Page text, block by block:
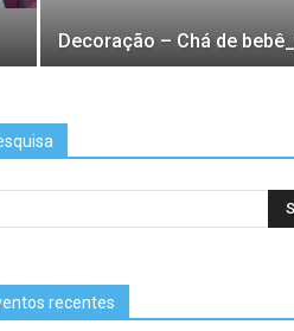
Decoração – Chá de
recentes